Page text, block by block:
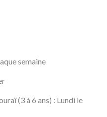
semaine
(3 à 6 ans) : Lundi le